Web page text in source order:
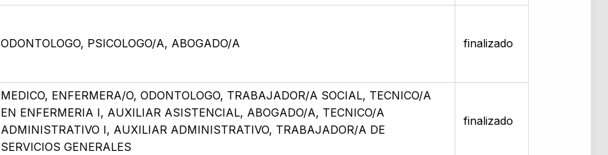
ODONTOLOGO, PSICOLOGO/A, ABOGADO/A finalizado
MEDICO, ENFERMERA/O, ODONTOLOGO, TRABAJADOR/A SOCIAL, TECNICO/A
EN ENFERMERIA I, AUXILIAR ASISTENCIAL, ABOGADO/A, TECNICO/A
ADMINISTRATIVO I, AUXILIAR ADMINISTRATIVO, TRABAJADOR/A DE
SERVICIOS GENERALES
finalizado